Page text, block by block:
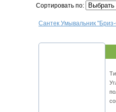
Сортировать по:
Сантек Умывальник